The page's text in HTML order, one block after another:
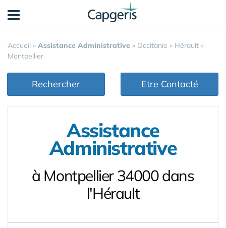
Accueil » Assistance Administrative » Occitanie » Hérault »
Montpellier
Rechercher Etre Contacté
Assistance
Administrative
à Montpellier 34000 dans
l'Hérault